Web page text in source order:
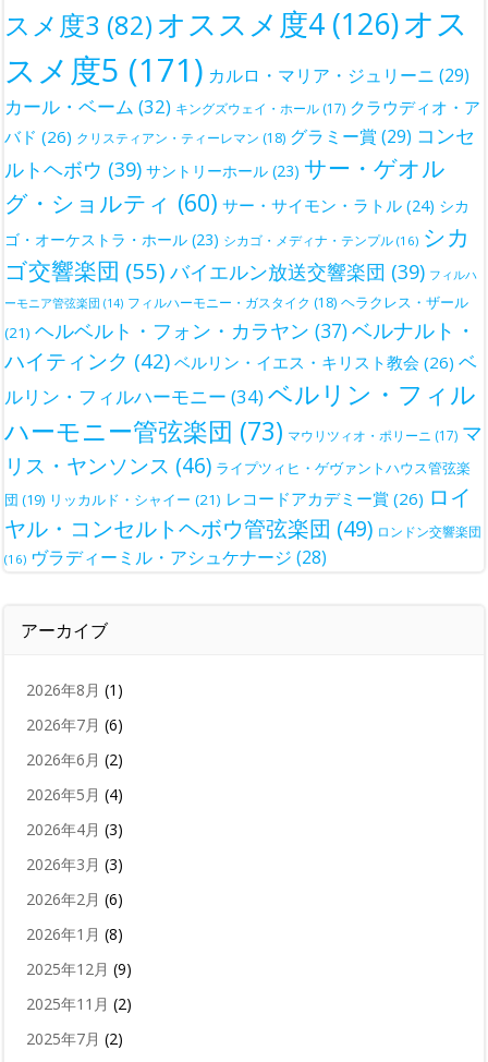
スメ度3 (82) オススメ度4 (126)オス
スメ度5 (171) カルロ・マリア・ジュリーニ (29)
カール・ベーム (32) キングズウェイ・ホール (17) クラウディオ・ア
バド (26) クリスティアン・ティーレマン (18) グラミー賞 (29) コンセ
ルトヘボウ (39) サントリーホール (23) サー・ゲオル
グ・ショルティ (60) サー・サイモン・ラトル (24) シカ
ゴ・オーケストラ・ホール (23) シカゴ・メディナ・テンプル (16) シカ
ゴ交響楽団 (55) バイエルン放送交響楽団 (39) フィルハ
ーモニア管弦楽団 (14) フィルハーモニー・ガスタイク (18) ヘラクレス・ザール
(21) ヘルベルト・フォン・カラヤン (37)ベルナルト・
ハイティンク (42) ベルリン・イエス・キリスト教会 (26) ベ
ルリン・フィルハーモニー (34)ベルリン・フィル
ハーモニー管弦楽団 (73) マウリツィオ・ポリーニ (17) マ
リス・ヤンソンス (46) ライプツィヒ・ゲヴァントハウス管弦楽
団 (19) リッカルド・シャイー (21) レコードアカデミー賞 (26) ロイ
ヤル・コンセルトヘボウ管弦楽団 (49) ロンドン交響楽団
(16) ヴラディーミル・アシュケナージ (28)
アーカイブ
2026年8月 (1)
2026年7月 (6)
2026年6月 (2)
2026年5月 (4)
2026年4月 (3)
2026年3月 (3)
2026年2月 (6)
2026年1月 (8)
2025年12月 (9)
2025年11月 (2)
2025年7月 (2)